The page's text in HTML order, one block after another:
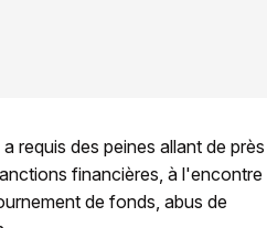
requis des peines allant de près
financières, à l'encontre
de fonds, abus de